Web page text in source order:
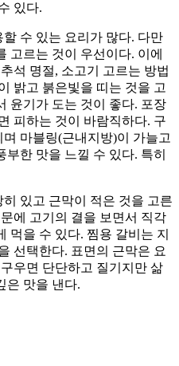
있다.
수 있는 요리가 많다. 다만
고르는 것이 우선이다. 이에
석 명절, 소고기 고르는 방법
밝고 붉은빛을 띠는 것을 고
윤기가 도는 것이 좋다. 포장
피하는 것이 바람직하다. 구
마블링(근내지방)이 가늘고
한 맛을 느낄 수 있다. 특히
있고 근막이 적은 것을 고른
에 고기의 결을 보면서 직각
먹을 수 있다. 찜용 갈비는 지
선택한다. 표면의 근막은 요
우면 단단하고 질기지만 삶
은 맛을 낸다.